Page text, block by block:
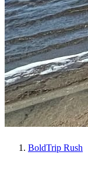
BoldTrip Rush